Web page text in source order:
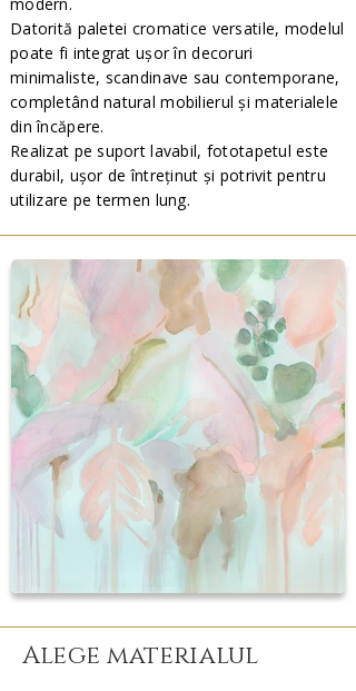
Datorită paletei cromatice versatile, modelul
poate fi integrat ușor în decoruri
minimaliste, scandinave sau contemporane,
completând natural mobilierul și materialele
din încăpere.
Realizat pe suport lavabil, fototapetul este
durabil, ușor de întreținut și potrivit pentru
utilizare pe termen lung.
Alege materialul